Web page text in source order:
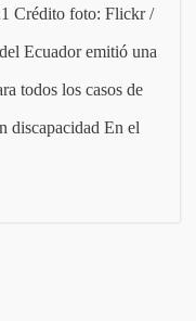
Crédito foto: Flickr /
Ecuador emitió una
todos los casos de
discapacidad En el